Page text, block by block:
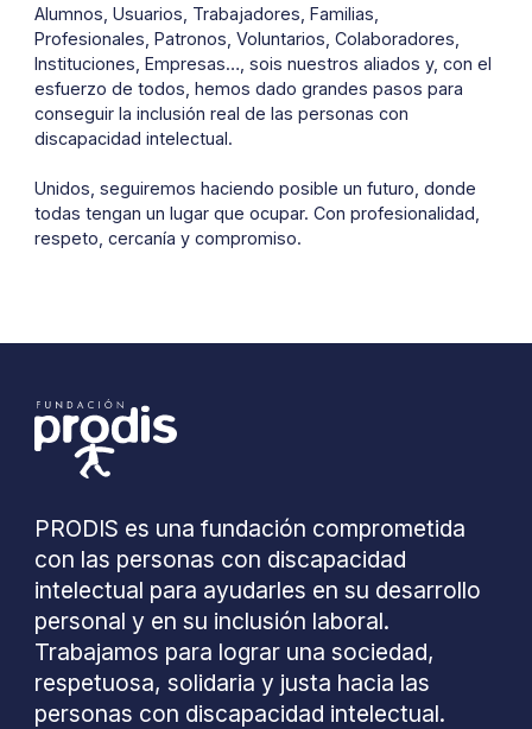
Alumnos, Usuarios, Trabajadores, Familias,
Profesionales, Patronos, Voluntarios, Colaboradores,
Instituciones, Empresas…, sois nuestros aliados y, con el
esfuerzo de todos, hemos dado grandes pasos para
conseguir la inclusión real de las personas con
discapacidad intelectual.
Unidos, seguiremos haciendo posible un futuro, donde
todas tengan un lugar que ocupar. Con profesionalidad,
respeto, cercanía y compromiso.
PRODIS es una fundación comprometida
con las personas con discapacidad
intelectual para ayudarles en su desarrollo
personal y en su inclusión laboral.
Trabajamos para lograr una sociedad,
respetuosa, solidaria y justa hacia las
personas con discapacidad intelectual.